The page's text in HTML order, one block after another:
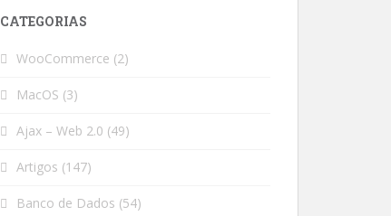
CATEGORIAS
WooCommerce (2)
MacOS (3)
Ajax – Web 2.0 (49)
Artigos (147)
Banco de Dados (54)